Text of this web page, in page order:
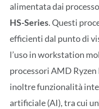
alimentata dai
HS-Series. Questi
efficienti dal punto di
l’uso in workstation
processori AMD
inoltre funzionalità
artificiale (AI), tra cui